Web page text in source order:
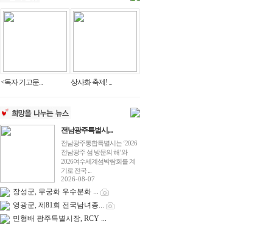
<독자 기고문... 상사화 축제! ...
전남광주특별시,...
전남광주통합특별시는 ‘2026
전남광주 섬 방문의 해’와
2026여수세계섬박람회를 계
기로 전국 ...
2026-08-07
장성군, 무궁화 우수분화 ...
영광군, 제81회 전국남녀종...
민형배 광주특별시장, RCY ...